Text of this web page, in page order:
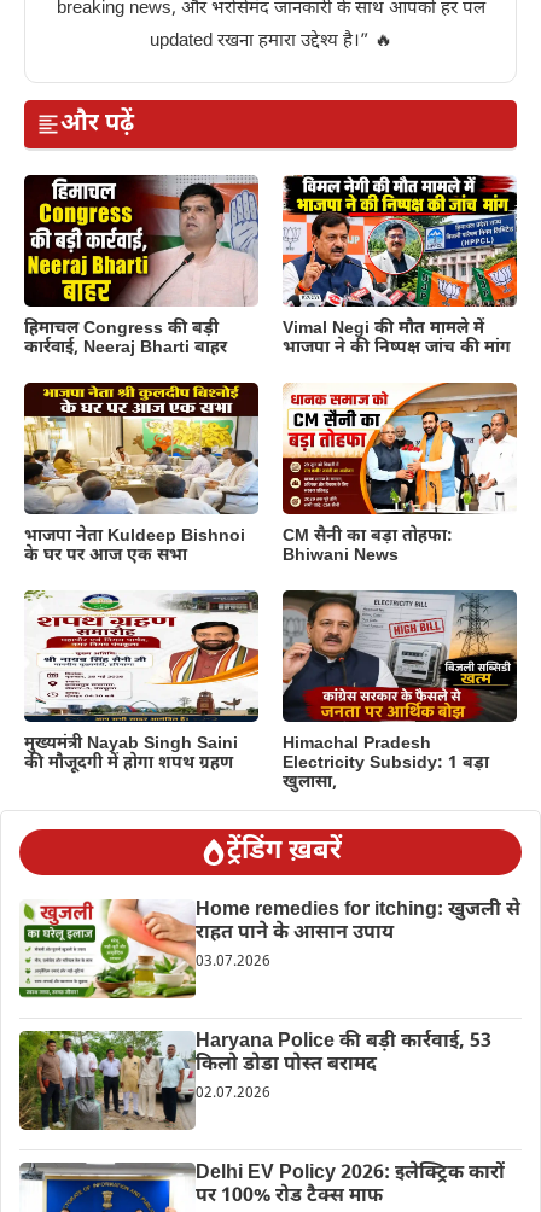
breaking news, और भरोसेमंद जानकारी के साथ आपको हर पल
updated रखना हमारा उद्देश्य है।” 🔥
और पढ़ें
हिमाचल Congress की बड़ी
कार्रवाई, Neeraj Bharti बाहर
Vimal Negi की मौत मामले में
भाजपा ने की निष्पक्ष जांच की मांग
भाजपा नेता Kuldeep Bishnoi
के घर पर आज एक सभा
CM सैनी का बड़ा तोहफा:
Bhiwani News
मुख्यमंत्री Nayab Singh Saini
की मौजूदगी में होगा शपथ ग्रहण
Himachal Pradesh
Electricity Subsidy: 1 बड़ा
खुलासा,
ट्रेंडिंग ख़बरें
Home remedies for itching: खुजली से
राहत पाने के आसान उपाय
03.07.2026
Haryana Police की बड़ी कार्रवाई, 53
किलो डोडा पोस्त बरामद
02.07.2026
Delhi EV Policy 2026: इलेक्ट्रिक कारों
पर 100% रोड टैक्स माफ